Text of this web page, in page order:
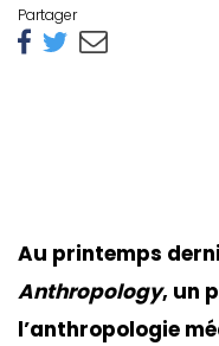
Partager
Au printemps
Anthropology, un
l’anthropologie